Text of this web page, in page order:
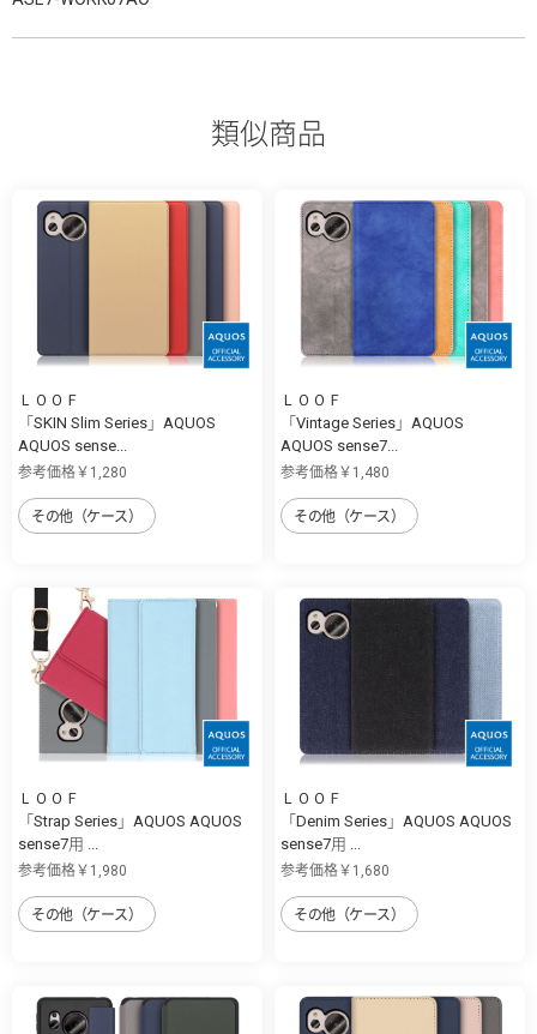
類似商品
ＬＯＯＦ
「SKIN Slim Series」AQUOS
AQUOS sense...
参考価格￥1,280
その他（ケース）
ＬＯＯＦ
「Vintage Series」AQUOS
AQUOS sense7...
参考価格￥1,480
その他（ケース）
ＬＯＯＦ
「Strap Series」AQUOS AQUOS
sense7用 ...
参考価格￥1,980
その他（ケース）
ＬＯＯＦ
「Denim Series」AQUOS AQUOS
sense7用 ...
参考価格￥1,680
その他（ケース）